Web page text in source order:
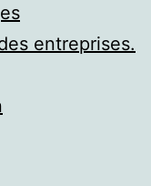
entreprises.